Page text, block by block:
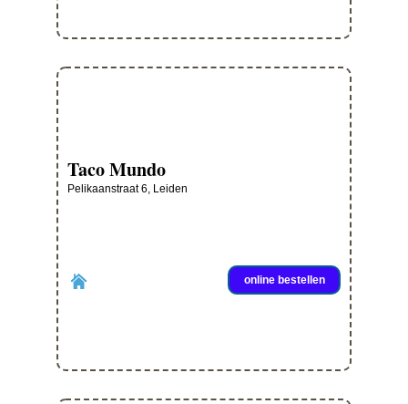
Taco Mundo
Pelikaanstraat 6, Leiden
online bestellen